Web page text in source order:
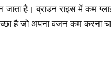
है। ब्राउन राइस में कम
है जो अपना वजन कम करना